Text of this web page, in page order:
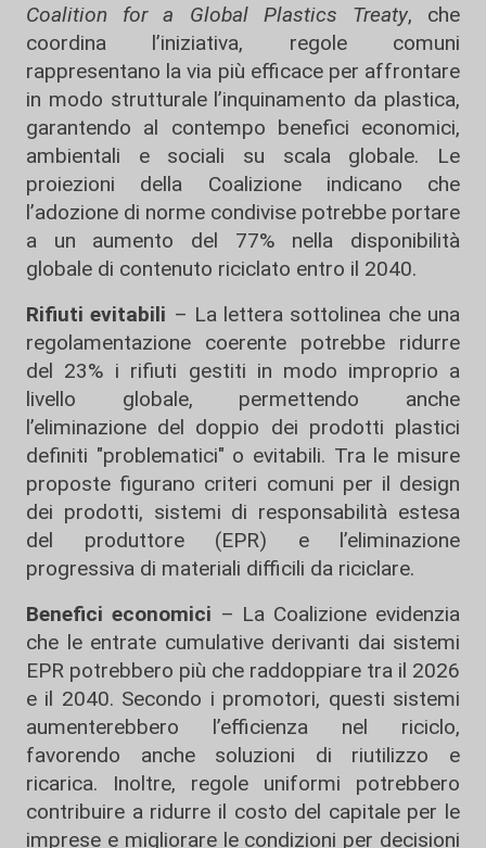
Coalition for a Global Plastics Treaty, che
coordina l’iniziativa, regole comuni
rappresentano la via più efficace per affrontare
in modo strutturale l’inquinamento da plastica,
garantendo al contempo benefici economici,
ambientali e sociali su scala globale. Le
proiezioni della Coalizione indicano che
l’adozione di norme condivise potrebbe portare
a un aumento del 77% nella disponibilità
globale di contenuto riciclato entro il 2040.
Rifiuti evitabili – La lettera sottolinea che una
regolamentazione coerente potrebbe ridurre
del 23% i rifiuti gestiti in modo improprio a
livello globale, permettendo anche
l’eliminazione del doppio dei prodotti plastici
definiti "problematici" o evitabili. Tra le misure
proposte figurano criteri comuni per il design
dei prodotti, sistemi di responsabilità estesa
del produttore (EPR) e l’eliminazione
progressiva di materiali difficili da riciclare.
Benefici economici – La Coalizione evidenzia
che le entrate cumulative derivanti dai sistemi
EPR potrebbero più che raddoppiare tra il 2026
e il 2040. Secondo i promotori, questi sistemi
aumenterebbero l’efficienza nel riciclo,
favorendo anche soluzioni di riutilizzo e
ricarica. Inoltre, regole uniformi potrebbero
contribuire a ridurre il costo del capitale per le
imprese e migliorare le condizioni per decisioni